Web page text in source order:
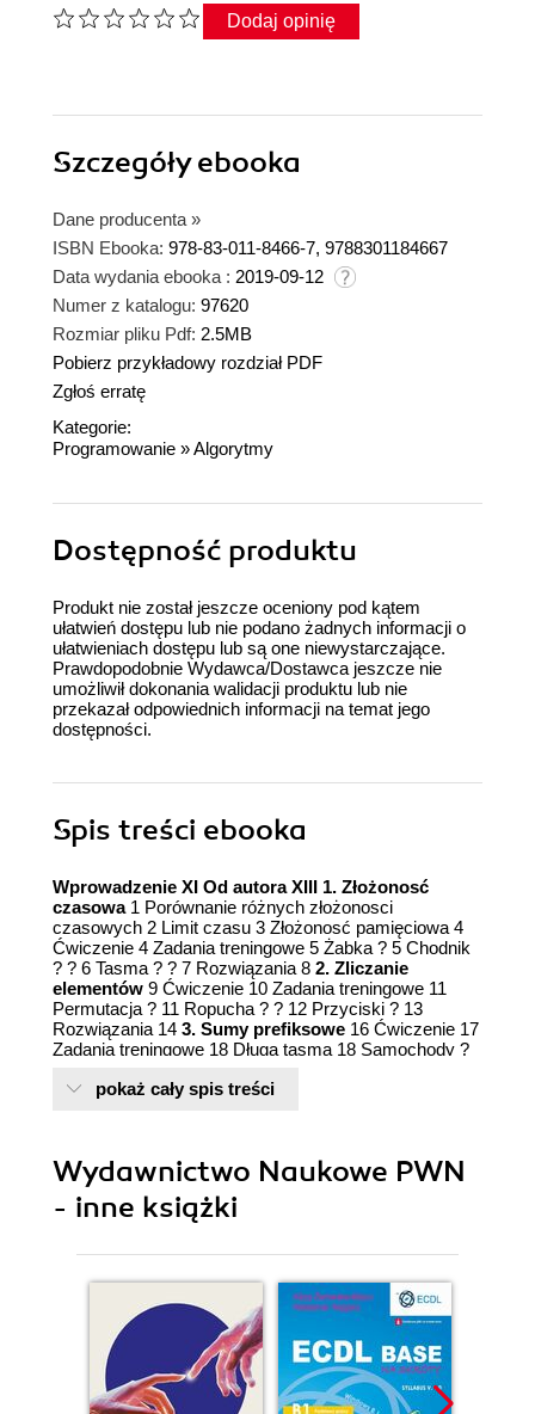
Dodaj opinię
Szczegółyebooka
Dane producenta »
ISBN Ebooka: 978-83-011-8466-7, 9788301184667
Data wydania ebooka : 2019-09-12
Numer z katalogu: 97620
Rozmiar pliku Pdf: 2.5MB
Pobierz przykładowy rozdział PDF
Zgłoś erratę
Kategorie:
Programowanie »Algorytmy
Dostępność produktu
Produkt nie został jeszcze oceniony pod kątem
ułatwień dostępu lub nie podano żadnych informacji o
ułatwieniach dostępu lub są one niewystarczające.
Prawdopodobnie Wydawca/Dostawca jeszcze nie
umożliwił dokonania walidacji produktu lub nie
przekazał odpowiednich informacji na temat jego
dostępności.
Spis treści ebooka
Wprowadzenie XI Od autora XIII 1. Złożonosć
czasowa1 Porównanie różnych złożonosci
czasowych 2 Limit czasu 3 Złożonosć pamięciowa 4
Ćwiczenie 4 Zadania treningowe 5 Żabka ? 5 Chodnik
? ? 6 Tasma ? ? 7 Rozwiązania 8 2. Zliczanie
elementów 9 Ćwiczenie 10 Zadania treningowe 11
Permutacja ? 11 Ropucha ? ? 12 Przyciski ? 13
Rozwiązania 14 3. Sumy prefiksowe 16 Ćwiczenie 17
Zadania treningowe 18 Długa tasma 18 Samochody ?
22 Sposób 1: sortowanie przez wybieranie 22 Sposób
Tory kolejowe ? ? ? 27 Rozwiązania 285. Stos i
kolejka
30 Stos 30 Kolejka 31 Ćwiczenie 32 Zadania
treningowe 32 Nawiasy ? ? 32 Ryby ? ? ? 33 Cukiernia
Sprawdzenie kandydata 37 Rozwiązanie o złożonosci
Rozwiązanie o złożonosci O(n) 39 Ćwiczenie 40
Zadania treningowe 41 Dwie częsci ? ? 41 Bajtocka
flaga ? ? ? 42 Lider prefiksowy ? ? ? 43 Rozwiązania
7. Spójny podciąg o maksymalnej sumie45
Rozwiązanie o złożonosci O(n3) 45 Rozwiązanie o
złożonosci O(n2) 46 Rozwiązanie o złożonosci O(n) 46
pokaż cały spis treści
Wydawnictwo Naukowe PWN
- inne książki